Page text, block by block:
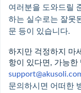
여러분을 도와드릴
하는 실수로는 잘못
문 등이 있습니다.
하지만 걱정하지 마
항이 있다면, 가능한
문의하시면 어떠한